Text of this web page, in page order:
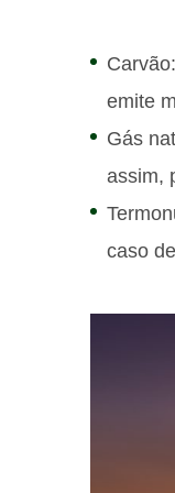
emite
Gás
assim,
caso